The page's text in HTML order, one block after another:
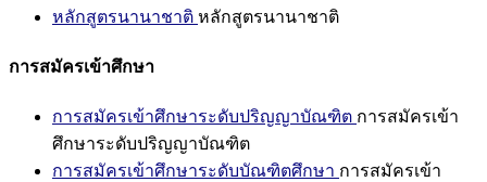
หลักสูตรนานาชาติ หลักสูตรนานาชาติ
การสมัครเข้าศึกษา
การสมัครเข้าศึกษาระดับปริญญาบัณฑิต การสมัครเข้า
ศึกษาระดับปริญญาบัณฑิต
การสมัครเข้าศึกษาระดับบัณฑิตศึกษา การสมัครเข้า